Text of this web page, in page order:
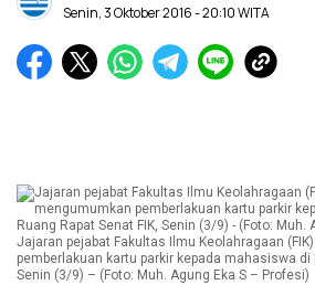
Senin, 3 Oktober 2016- 20:10 WITA
Jajaran pejabat Fakultas Ilmu Keolahragaan
pemberlakuan kartu parkir kepada mahasiswa di
Senin (3/9) – (Foto: Muh. Agung Eka S – Profesi)